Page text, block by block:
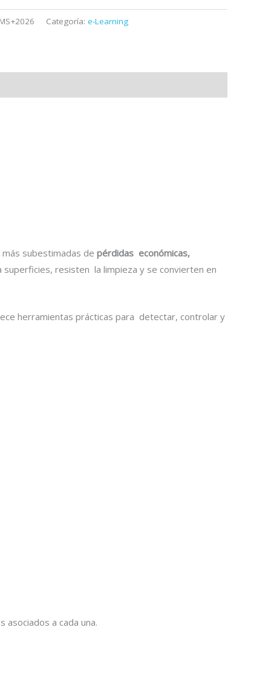
Categoría: e-Learning
más subestimadas de pérdidas económicas,
resisten la limpieza y se convierten en
herramientas prácticas para detectar, controlar y
asociados a cada una.